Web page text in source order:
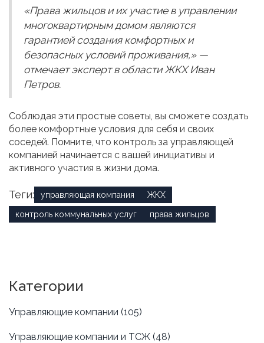
«Права жильцов и их участие в управлении
многоквартирным домом являются
гарантией создания комфортных и
безопасных условий проживания,» —
отмечает эксперт в области ЖКХ Иван
Петров.
Соблюдая эти простые советы, вы сможете создать
более комфортные условия для себя и своих
соседей. Помните, что контроль за управляющей
компанией начинается с вашей инициативы и
активного участия в жизни дома.
Теги: управляющая компания ЖКХ
контроль коммунальных услуг права жильцов
Категории
Управляющие компании (105)
Управляющие компании и ТСЖ (48)